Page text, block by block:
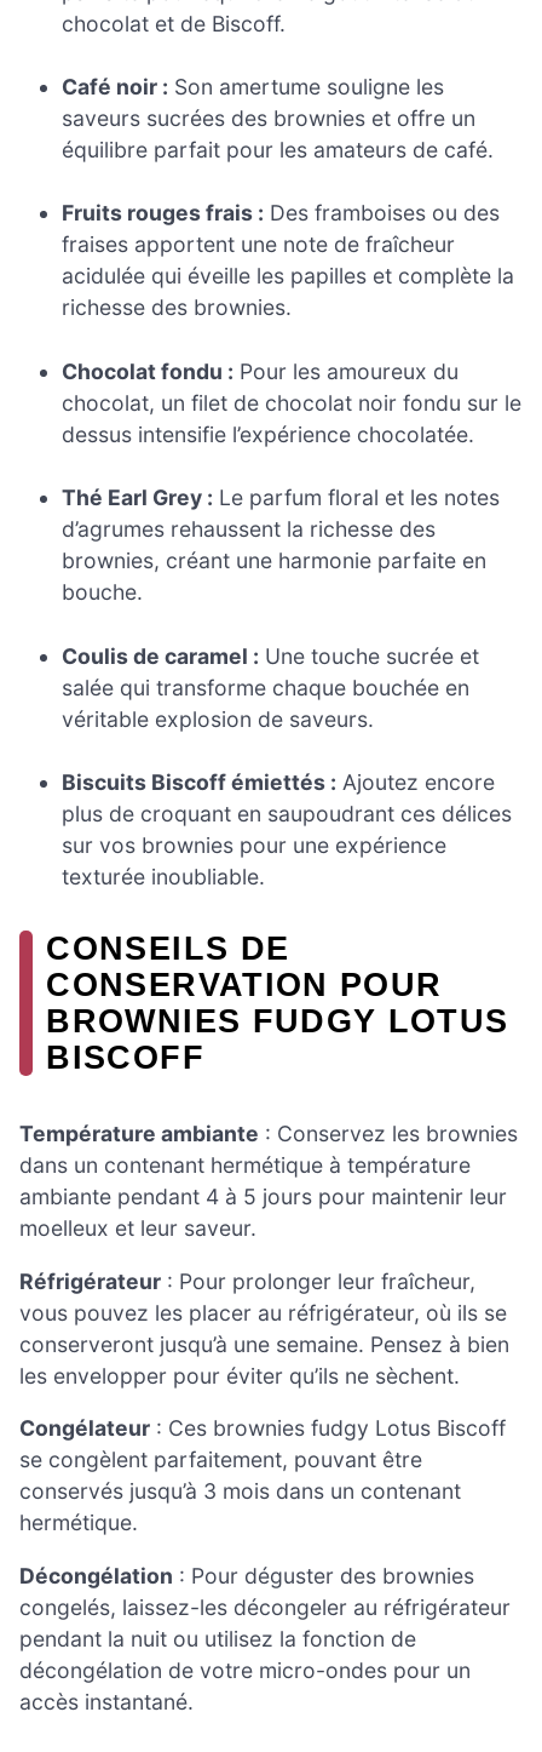
chocolat et de Biscoff.
Café noir : Son amertume souligne les
saveurs sucrées des brownies et offre un
équilibre parfait pour les amateurs de café.
Fruits rouges frais : Des framboises ou des
fraises apportent une note de fraîcheur
acidulée qui éveille les papilles et complète la
richesse des brownies.
Chocolat fondu : Pour les amoureux du
chocolat, un filet de chocolat noir fondu sur le
dessus intensifie l’expérience chocolatée.
Thé Earl Grey : Le parfum floral et les notes
d’agrumes rehaussent la richesse des
brownies, créant une harmonie parfaite en
bouche.
Coulis de caramel : Une touche sucrée et
salée qui transforme chaque bouchée en
véritable explosion de saveurs.
Biscuits Biscoff émiettés : Ajoutez encore
plus de croquant en saupoudrant ces délices
sur vos brownies pour une expérience
texturée inoubliable.
CONSEILS DE
CONSERVATION POUR
BROWNIES FUDGY LOTUS
BISCOFF
Température ambiante : Conservez les brownies
dans un contenant hermétique à température
ambiante pendant 4 à 5 jours pour maintenir leur
moelleux et leur saveur.
Réfrigérateur : Pour prolonger leur fraîcheur,
vous pouvez les placer au réfrigérateur, où ils se
conserveront jusqu’à une semaine. Pensez à bien
les envelopper pour éviter qu’ils ne sèchent.
Congélateur : Ces brownies fudgy Lotus Biscoff
se congèlent parfaitement, pouvant être
conservés jusqu’à 3 mois dans un contenant
hermétique.
Décongélation : Pour déguster des brownies
congelés, laissez-les décongeler au réfrigérateur
pendant la nuit ou utilisez la fonction de
décongélation de votre micro-ondes pour un
accès instantané.